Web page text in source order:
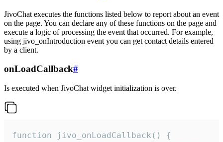
JivoChat executes the functions listed below to report about an event
on the page. You can declare any of these functions on the page and
execute a logic of processing the event that occurred. For example,
using jivo_onIntroduction event you can get contact details entered
by a client.
onLoadCallback#
Is executed when JivoChat widget initialization is over.
function jivo_onLoadCallback() {